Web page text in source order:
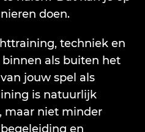
doen.
techniek en
als buiten het
jouw spel als
is natuurlijk
maar niet minder
en